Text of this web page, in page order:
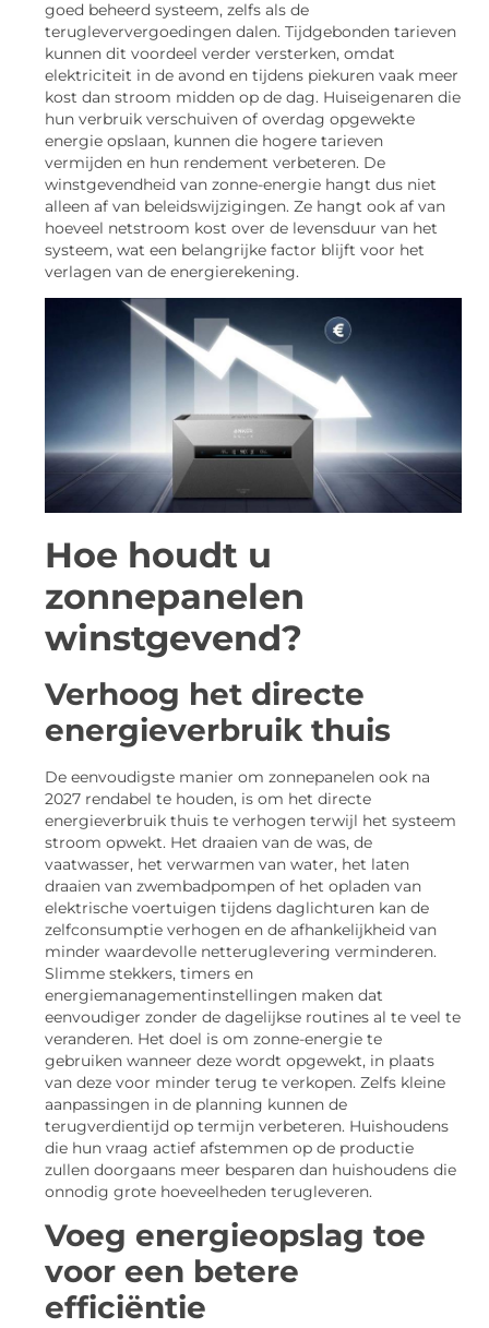
goed beheerd systeem, zelfs als de
terugleververgoedingen dalen. Tijdgebonden tarieven
kunnen dit voordeel verder versterken, omdat
elektriciteit in de avond en tijdens piekuren vaak meer
kost dan stroom midden op de dag. Huiseigenaren die
hun verbruik verschuiven of overdag opgewekte
energie opslaan, kunnen die hogere tarieven
vermijden en hun rendement verbeteren. De
winstgevendheid van zonne-energie hangt dus niet
alleen af van beleidswijzigingen. Ze hangt ook af van
hoeveel netstroom kost over de levensduur van het
systeem, wat een belangrijke factor blijft voor het
verlagen van de energierekening.
Hoe houdt u
zonnepanelen
winstgevend?
Verhoog het directe
energieverbruik thuis
De eenvoudigste manier om zonnepanelen ook na
2027 rendabel te houden, is om het directe
energieverbruik thuis te verhogen terwijl het systeem
stroom opwekt. Het draaien van de was, de
vaatwasser, het verwarmen van water, het laten
draaien van zwembadpompen of het opladen van
elektrische voertuigen tijdens daglichturen kan de
zelfconsumptie verhogen en de afhankelijkheid van
minder waardevolle netteruglevering verminderen.
Slimme stekkers, timers en
energiemanagementinstellingen maken dat
eenvoudiger zonder de dagelijkse routines al te veel te
veranderen. Het doel is om zonne-energie te
gebruiken wanneer deze wordt opgewekt, in plaats
van deze voor minder terug te verkopen. Zelfs kleine
aanpassingen in de planning kunnen de
terugverdientijd op termijn verbeteren. Huishoudens
die hun vraag actief afstemmen op de productie
zullen doorgaans meer besparen dan huishoudens die
onnodig grote hoeveelheden terugleveren.
Voeg energieopslag toe
voor een betere
efficiëntie